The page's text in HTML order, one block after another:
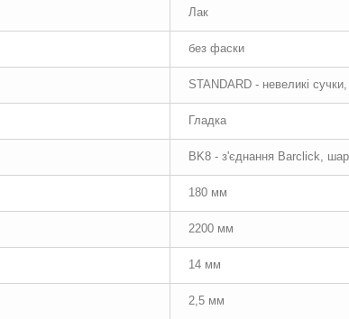
Лак
без фаски
STANDARD - невеликі
Гладка
BK8 - з'єднання Barclick,
180 мм
2200 мм
14 мм
2,5 мм